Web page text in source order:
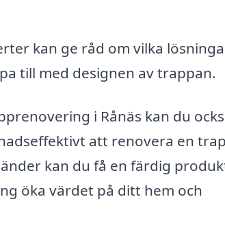
kan ge råd om vilka
till med designen av trappan.
i Rånäs kan du
att renovera en
kan du få en färdig
öka värdet på ditt hem och